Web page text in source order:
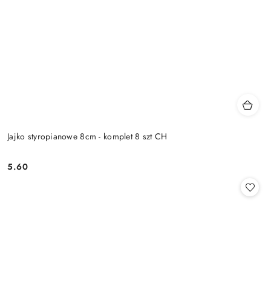
Jajko styropianowe 8cm - komplet 8 szt CH
Cena:
5.60